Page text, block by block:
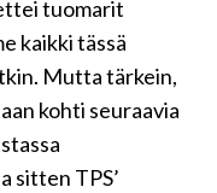
tuomarit
kaikki tässä
Mutta tärkein,
kohti seuraavia
sitten TPS’